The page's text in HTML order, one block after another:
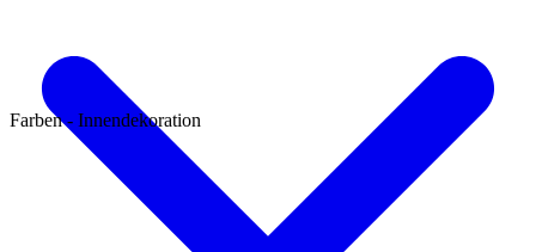
Farben - Innendekoration